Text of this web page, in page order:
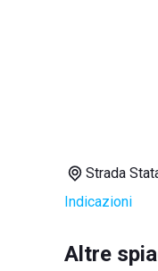
Strada
Indicazioni
Altre